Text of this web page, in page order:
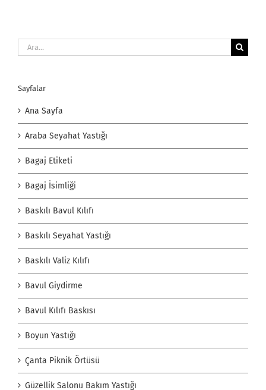
Ara:
Sayfalar
Ana Sayfa
Araba Seyahat Yastığı
Bagaj Etiketi
Bagaj İsimliği
Baskılı Bavul Kılıfı
Baskılı Seyahat Yastığı
Baskılı Valiz Kılıfı
Bavul Giydirme
Bavul Kılıfı Baskısı
Boyun Yastığı
Çanta Piknik Örtüsü
Güzellik Salonu Bakım Yastığı